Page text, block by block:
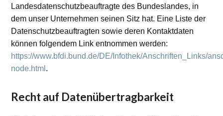
Landesdatenschutzbeauftragte des Bundeslandes, in
dem unser Unternehmen seinen Sitz hat. Eine Liste der
Datenschutzbeauftragten sowie deren Kontaktdaten
können folgendem Link entnommen werden:
https://www.bfdi.bund.de/DE/Infothek/Anschriften_Links/
node.html .
Recht auf Datenübertragbarkeit